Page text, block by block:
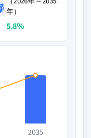
年）
5.8%
2035